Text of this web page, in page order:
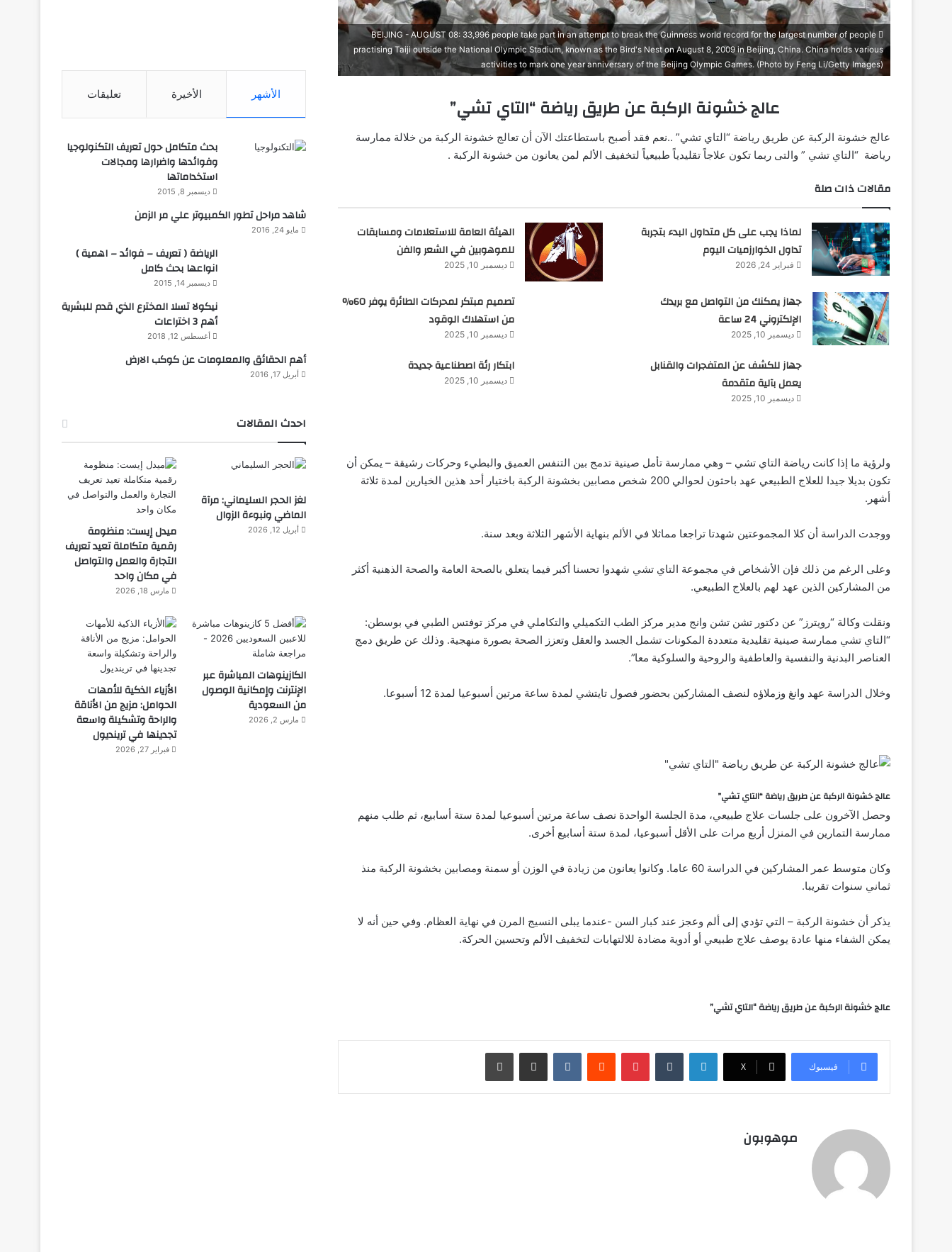
BEIJING - AUGUST 08: 33,996 people take part in an attempt to break the Guinness world record for the largest number of people
practising Taiji outside the National Olympic Stadium, known as the Bird's Nest on August 8, 2009 in Beijing, China. China holds various
activities to mark one year anniversary of the Beijing Olympic Games. (Photo by Feng Li/Getty Images)
عالج خشونة الركبة عن طريق رياضة “التاي تشي”
عالج خشونة الركبة عن طريق رياضة “التاي تشي” ..نعم فقد أصبح باستطاعتك الآن أن تعالج خشونة الركبة من خلالة ممارسة
رياضة “التاي تشي ” والتى ربما تكون علاجاً تقليدياً طبيعياً لتخفيف الألم لمن يعانون من خشونة الركبة .
مقالات ذات صلة
لماذا يجب على كل متداول البدء بتجربة
تداول الخوارزميات اليوم
فبراير 24, 2026
الهيئة العامة للاستعلامات ومسابقات
للموهوبين في الشعر والفن
ديسمبر 10, 2025
جهاز يمكنك من التواصل مع بريدك
الإلكتروني 24 ساعة
ديسمبر 10, 2025
تصميم مبتكر لمحركات الطائرة يوفر 60%
من استهلاك الوقود
ديسمبر 10, 2025
جهاز للكشف عن المتفجرات والقنابل
يعمل بآلية متقدمة
ديسمبر 10, 2025
ابتكار رئة اصطناعية جديدة
ديسمبر 10, 2025
ولرؤية ما إذا كانت رياضة التاي تشي – وهي ممارسة تأمل صينية تدمج بين التنفس العميق والبطيء وحركات رشيقة – يمكن أن
تكون بديلا جيدا للعلاج الطبيعي عهد باحثون لحوالي 200 شخص مصابين بخشونة الركبة باختيار أحد هذين الخيارين لمدة ثلاثة
أشهر.
ووجدت الدراسة أن كلا المجموعتين شهدتا تراجعا مماثلا في الألم بنهاية الأشهر الثلاثة وبعد سنة.
وعلى الرغم من ذلك فإن الأشخاص في مجموعة التاي تشي شهدوا تحسنا أكبر فيما يتعلق بالصحة العامة والصحة الذهنية أكثر
من المشاركين الذين عهد لهم بالعلاج الطبيعي.
ونقلت وكالة “رويترز” عن دكتور تشن تشن وانج مدير مركز الطب التكميلي والتكاملي في مركز توفتس الطبي في بوسطن:
“التاي تشي ممارسة صينية تقليدية متعددة المكونات تشمل الجسد والعقل وتعزز الصحة بصورة منهجية. وذلك عن طريق دمج
العناصر البدنية والنفسية والعاطفية والروحية والسلوكية معا”.
وخلال الدراسة عهد وانغ وزملاؤه لنصف المشاركين بحضور فصول تايتشي لمدة ساعة مرتين أسبوعيا لمدة 12 أسبوعا.
عالج خشونة الركبة عن طريق رياضة “التاي تشي”
وحصل الآخرون على جلسات علاج طبيعي، مدة الجلسة الواحدة نصف ساعة مرتين أسبوعيا لمدة ستة أسابيع، ثم طلب منهم
ممارسة التمارين في المنزل أربع مرات على الأقل أسبوعيا، لمدة ستة أسابيع أخرى.
وكان متوسط عمر المشاركين في الدراسة 60 عاما. وكانوا يعانون من زيادة في الوزن أو سمنة ومصابين بخشونة الركبة منذ
ثماني سنوات تقريبا.
يذكر أن خشونة الركبة – التي تؤدي إلى ألم وعجز عند كبار السن -عندما يبلى النسيج المرن في نهاية العظام. وفي حين أنه لا
يمكن الشفاء منها عادة يوصف علاج طبيعي أو أدوية مضادة للالتهابات لتخفيف الألم وتحسين الحركة.
عالج خشونة الركبة عن طريق رياضة “التاي تشي”
فيسبوك ‫X
لينكدإن بينتيريست
موهوبون
الأشهر الأخيرة تعليقات
بحث متكامل حول تعريف التكنولوجيا
وفوائدها واضرارها ومجالات
استخداماتها
ديسمبر 8, 2015
شاهد مراحل تطور الكمبيوتر علي مر الزمن
مايو 24, 2016
الرياضة ( تعريف – فوائد – اهمية )
انواعها بحث كامل
ديسمبر 14, 2015
نيكولا تسلا المخترع الذي قدم للبشرية
أهم 3 اختراعات
أغسطس 12, 2018
أهم الحقائق والمعلومات عن كوكب الارض
أبريل 17, 2016
احدث المقالات
لغز الحجر السليماني: مرآة
الماضي ونبوءة الزوال
أبريل 12, 2026
ميدل إيست: منظومة
رقمية متكاملة تعيد تعريف
التجارة والعمل والتواصل
في مكان واحد
مارس 18, 2026
الكازينوهات المباشرة عبر
الإنترنت وإمكانية الوصول
من السعودية
مارس 2, 2026
الأزياء الذكية للأمهات
الحوامل: مزيج من الأناقة
والراحة وتشكيلة واسعة
تجدينها في ترينديول
فبراير 27, 2026